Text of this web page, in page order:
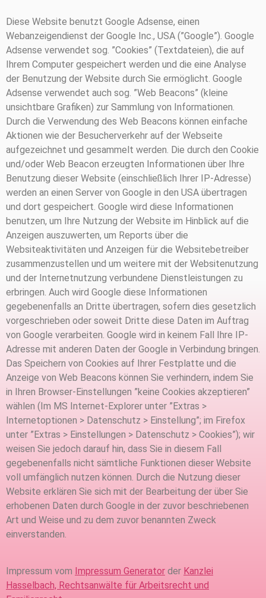
Diese Website benutzt Google Adsense, einen
Webanzeigendienst der Google Inc., USA (”Google”). Google
Adsense verwendet sog. ”Cookies” (Textdateien), die auf
Ihrem Computer gespeichert werden und die eine Analyse
der Benutzung der Website durch Sie ermöglicht. Google
Adsense verwendet auch sog. ”Web Beacons” (kleine
unsichtbare Grafiken) zur Sammlung von Informationen.
Durch die Verwendung des Web Beacons können einfache
Aktionen wie der Besucherverkehr auf der Webseite
aufgezeichnet und gesammelt werden. Die durch den Cookie
und/oder Web Beacon erzeugten Informationen über Ihre
Benutzung dieser Website (einschließlich Ihrer IP-Adresse)
werden an einen Server von Google in den USA übertragen
und dort gespeichert. Google wird diese Informationen
benutzen, um Ihre Nutzung der Website im Hinblick auf die
Anzeigen auszuwerten, um Reports über die
Websiteaktivitäten und Anzeigen für die Websitebetreiber
zusammenzustellen und um weitere mit der Websitenutzung
und der Internetnutzung verbundene Dienstleistungen zu
erbringen. Auch wird Google diese Informationen
gegebenenfalls an Dritte übertragen, sofern dies gesetzlich
vorgeschrieben oder soweit Dritte diese Daten im Auftrag
von Google verarbeiten. Google wird in keinem Fall Ihre IP-
Adresse mit anderen Daten der Google in Verbindung bringen.
Das Speichern von Cookies auf Ihrer Festplatte und die
Anzeige von Web Beacons können Sie verhindern, indem Sie
in Ihren Browser-Einstellungen ”keine Cookies akzeptieren”
wählen (Im MS Internet-Explorer unter ”Extras >
Internetoptionen > Datenschutz > Einstellung”; im Firefox
unter ”Extras > Einstellungen > Datenschutz > Cookies”); wir
weisen Sie jedoch darauf hin, dass Sie in diesem Fall
gegebenenfalls nicht sämtliche Funktionen dieser Website
voll umfänglich nutzen können. Durch die Nutzung dieser
Website erklären Sie sich mit der Bearbeitung der über Sie
erhobenen Daten durch Google in der zuvor beschriebenen
Art und Weise und zu dem zuvor benannten Zweck
einverstanden.
Impressum vom Impressum Generator der Kanzlei
Hasselbach, Rechtsanwälte für Arbeitsrecht und